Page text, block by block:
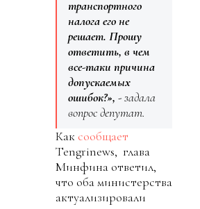
транспортного
налога его не
решает. Прошу
ответить, в чем
все-таки причина
допускаемых
ошибок?», - задала
вопрос депутат.
Как сообщает
Tengrinews, глава
Минфина ответил,
что оба министерства
актуализировали